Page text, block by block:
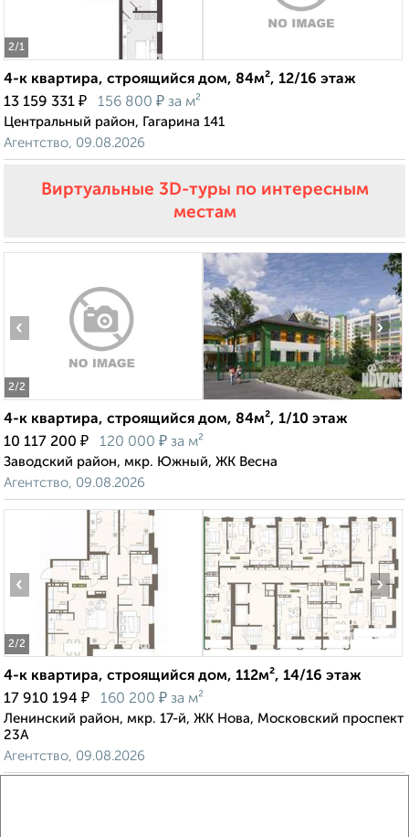
2/1
4-к квартира, строящийся дом, 84м², 12/16 этаж
13 159 331 ₽ 156 800 ₽ за м²
Центральный район, Гагарина 141
Агентство, 09.08.2026
Виртуальные 3D-туры по интересным
местам
2/2
‹ ›
4-к квартира, строящийся дом, 84м², 1/10 этаж
10 117 200 ₽ 120 000 ₽ за м²
Заводский район, мкр. Южный, ЖК Весна
Агентство, 09.08.2026
2/2
‹ ›
4-к квартира, строящийся дом, 112м², 14/16 этаж
17 910 194 ₽ 160 200 ₽ за м²
Ленинский район, мкр. 17-й, ЖК Нова, Московский проспект
23А
Агентство, 09.08.2026